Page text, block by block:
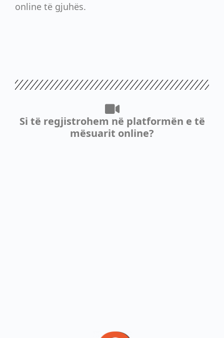
online të gjuhës.
Si të regjistrohem në platformën e të
mësuarit online?